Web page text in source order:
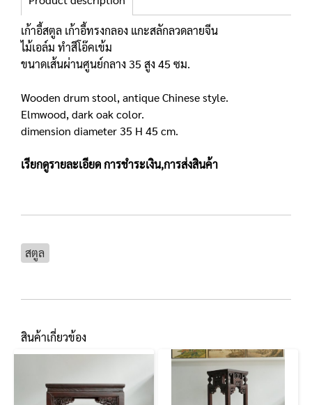
เก้าอี้สตูล เก้าอี้ทรงกลอง แกะสลักลวดลายจีน
ไม้เอล์ม ทำสีโอ๊คเข้ม
ขนาดเส้นผ่านศูนย์กลาง 35 สูง 45 ซม.
Wooden drum stool, antique Chinese style.
Elmwood, dark oak color.
dimension diameter 35 H 45 cm.
เรียกดูรายละเอียดการชำระเงิน,การส่งสินค้า
สตูล
สินค้าเกี่ยวข้อง